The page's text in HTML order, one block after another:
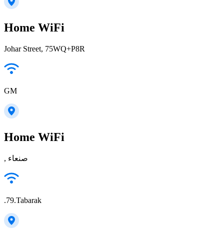
Home WiFi
Johar Street, 75WQ+P8R
GM
Home WiFi
.79.Tabarak